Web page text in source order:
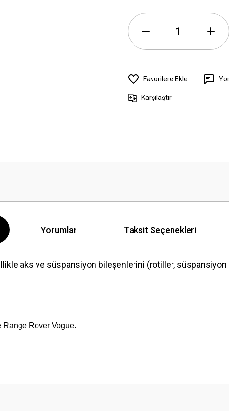
Karşılaştır
Yorumlar Taksit Seçenekleri
aks ve süspansiyon bileşenlerini (rotiller,
Range Rover Vogue.